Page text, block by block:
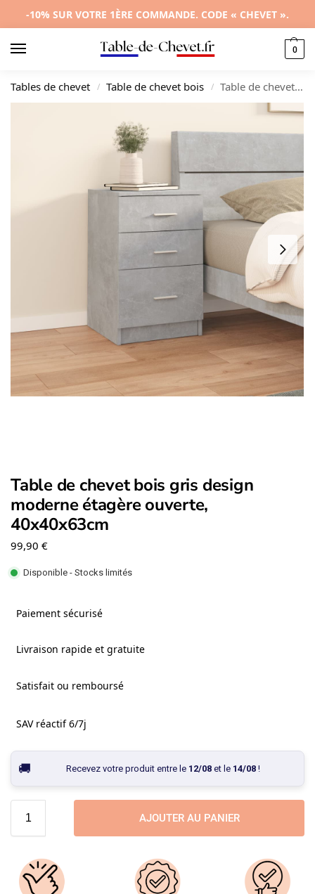
-10% SUR VOTRE 1ÈRE COMMANDE. CODE « CHEVET ».
0
Tables de chevet / Table de chevet bois / Table de chevet bois gris design moderne étagère ouverte, 40x40x63cm
Table de chevet bois gris design
moderne étagère ouverte,
40x40x63cm
99,90 €
Disponible - Stocks limités
Paiement sécurisé
Livraison rapide et gratuite
Satisfait ou remboursé
SAV réactif 6/7j
Recevez votre produit entre le 12/08et le 14/08!
AJOUTER AU PANIER